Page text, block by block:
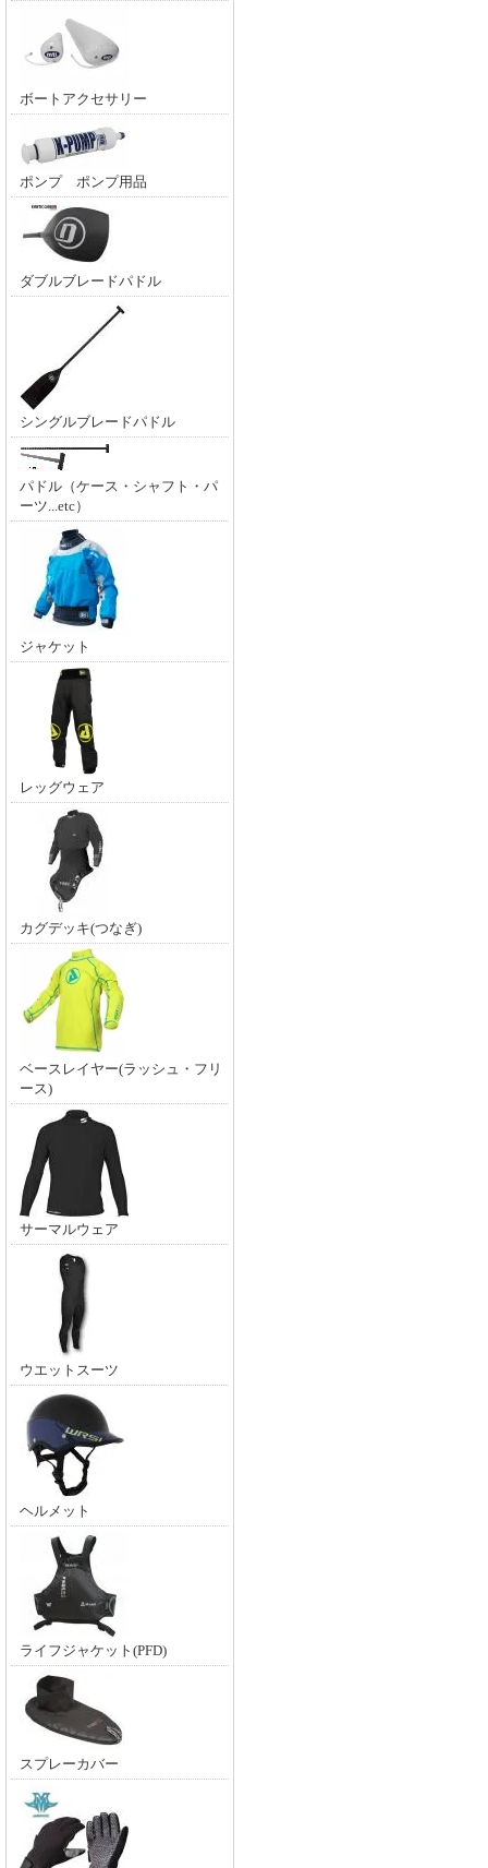
ボートアクセサリー
ポンプ ポンプ用品
ダブルブレードパドル
シングルブレードパドル
パドル（ケース・シャフト・パ
ーツ...etc）
ジャケット
レッグウェア
カグデッキ(つなぎ)
ベースレイヤー(ラッシュ・フリ
ース)
サーマルウェア
ウエットスーツ
ヘルメット
ライフジャケット(PFD)
スプレーカバー